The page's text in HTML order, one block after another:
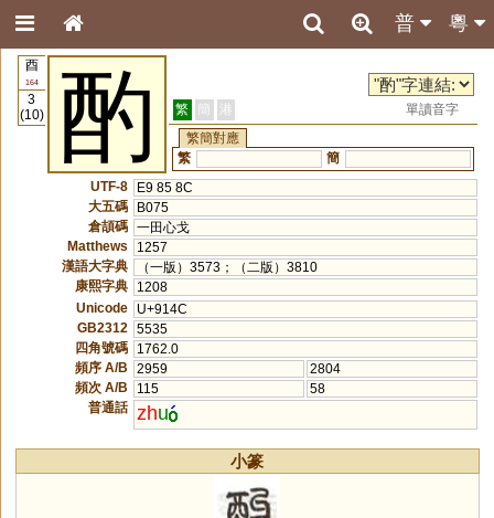
粵
普
酉
164
3
(10)
酌 繁 簡 港
單讀音字
繁簡對應
繁
簡
UTF-8
E9 85 8C
大五碼
B075
倉頡碼 一田心戈
Matthews
1257
漢語大字典
（一版）3573；（二版）3810
康熙字典
1208
Unicode
U+914C
GB2312
5535
四角號碼
1762.0
頻序 A/B
2959
2804
頻次 A/B
115
58
普通話 zhu
小篆